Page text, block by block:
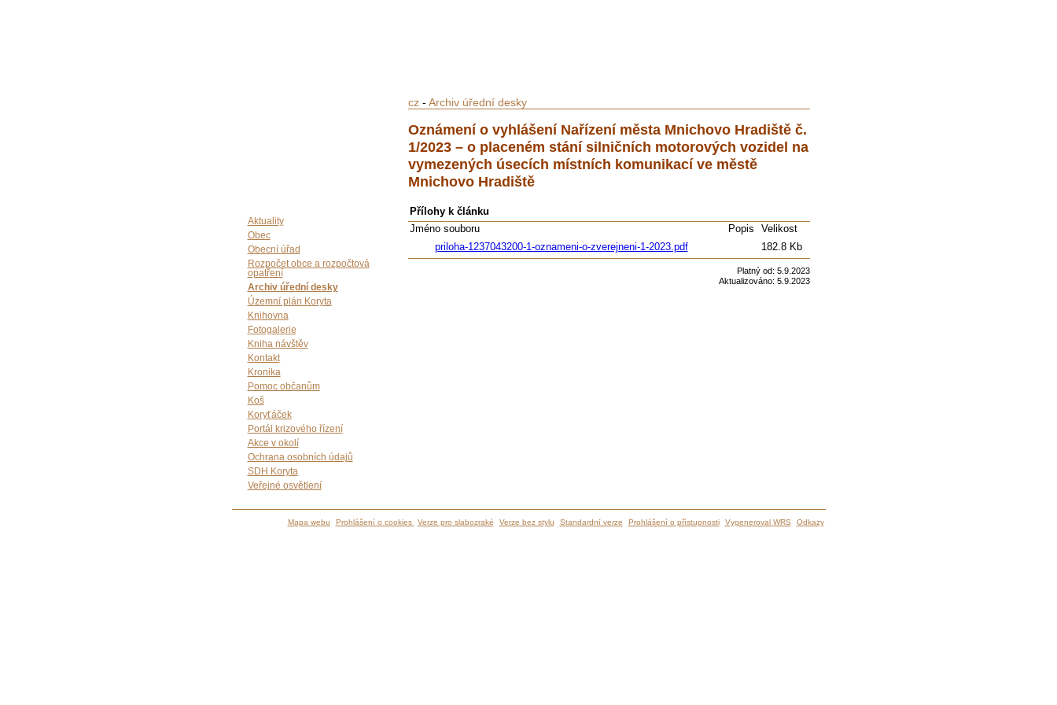
Aktuality
Obec
Obecní úřad
Rozpočet obce a rozpočtová
opatření
Archiv úřední desky
Územní plán Koryta
Knihovna
Fotogalerie
Kniha návštěv
Kontakt
Kronika
Pomoc občanům
Koš
Koryťáček
Portál krizového řízení
Akce v okolí
Ochrana osobních údajů
SDH Koryta
Veřejné osvětlení
cz- Archiv úřední desky
Oznámení o vyhlášení Nařízení města Mnichovo Hradiště č.
1/2023 – o placeném stání silničních motorových vozidel na
vymezených úsecích místních komunikací ve městě
Mnichovo Hradiště
Přílohy k článku
Jméno souboru
Popis
Velikost
priloha-1237043200-1-oznameni-o-zverejneni-1-2023.pdf
182.8 Kb
Platný od: 5.9.2023
Aktualizováno: 5.9.2023
Mapa webu Prohlášení o cookies Verze pro slabozraké Verze bez stylu Standardní verze Prohlášení o přístupnosti Vygeneroval WRS Odkazy